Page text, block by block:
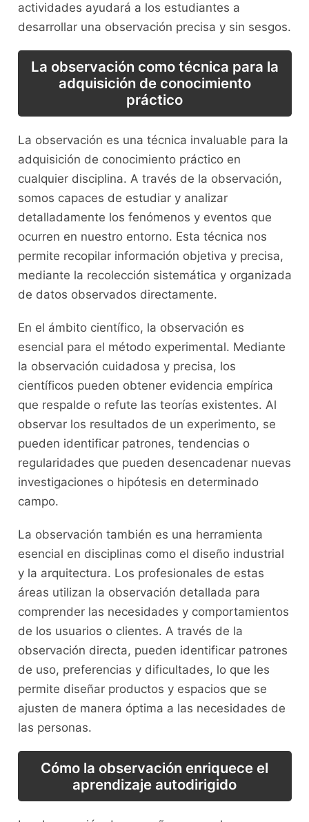
actividades ayudará ‌a los estudiantes ‌a
desarrollar una observación precisa ⁤y ‍sin ​sesgos.
La ‌observación⁣ como‍ técnica para la
adquisición de conocimiento
práctico
La ⁣observación⁢ es una‍ técnica⁤ invaluable⁤ para la
adquisición ‍de conocimiento práctico ‌en
cualquier ⁣disciplina. ⁣A través ​de la observación,
somos capaces de estudiar y analizar
detalladamente⁤ los‍ fenómenos y eventos ⁢que
ocurren⁢ en nuestro entorno. Esta técnica ⁤nos
permite recopilar información objetiva ‌y ⁣precisa,
mediante‌ la ​recolección sistemática y organizada
de datos ‌observados directamente.
En el ámbito científico, la observación es
esencial⁢ para el método experimental. Mediante
‍la observación cuidadosa y⁤ precisa, los
científicos pueden obtener evidencia empírica
que respalde o refute las teorías existentes. ⁣Al
observar los resultados de un experimento, se
pueden ⁣identificar patrones, tendencias o
⁣regularidades que pueden desencadenar nuevas
investigaciones ‍o hipótesis en determinado
‌campo.
La observación también‍ es una ⁣herramienta
esencial en disciplinas como el diseño industrial
y ⁤la arquitectura. Los profesionales de estas
áreas utilizan ⁤la⁣ observación detallada para
⁢comprender ‍las ⁢necesidades y ‌comportamientos⁢
de los ⁤usuarios o clientes. A​ través de la
observación directa, pueden identificar⁤ patrones
de‍ uso, ‍preferencias y dificultades, ‌lo que les
permite diseñar productos⁣ y espacios ‌que ⁣se⁤
ajusten de manera óptima a‍ las necesidades de
las personas.
Cómo⁢ la observación enriquece el
aprendizaje autodirigido